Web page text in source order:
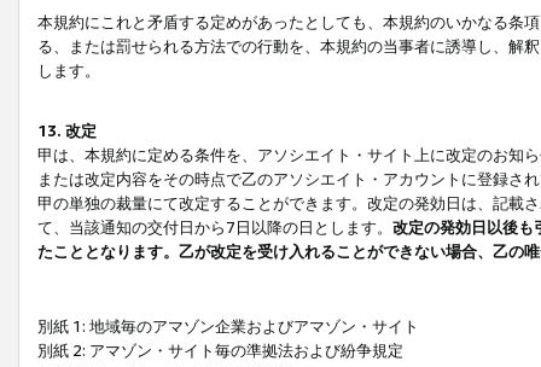
本規約にこれと矛盾する定めがあったとしても、本規約のいかなる条
る、または罰せられる方法での行動を、本規約の当事者に誘導し、解
します。
13. 改定
甲は、本規約に定める条件を、アソシエイト・サイト上に改定のお知
または改定内容をその時点で乙のアソシエイト・アカウントに登録さ
甲の単独の裁量にて改定することができます。改定の発効日は、記載
て、当該通知の交付日から7日以降の日とします。 改定の発効日以後も
たこととなります。乙が改定を受け入れることができない場合、乙の
別紙 1: 地域毎のアマゾン企業およびアマゾン・サイト
別紙 2: アマゾン・サイト毎の準拠法および紛争規定